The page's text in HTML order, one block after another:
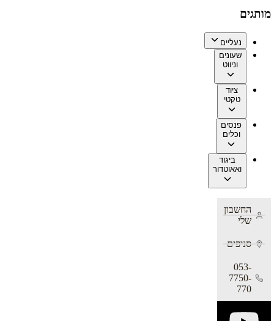
מותגים
נעליים
שעונים
וניווט
ציוד
טקטי
פנסים
וכלים
ביגוד
ואאוטדור
החשבון
שלי
סניפים
053-
7750-
770